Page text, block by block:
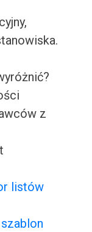
z
listów
szablon